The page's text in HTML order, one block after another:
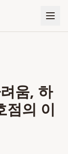
움, 하
점의 이